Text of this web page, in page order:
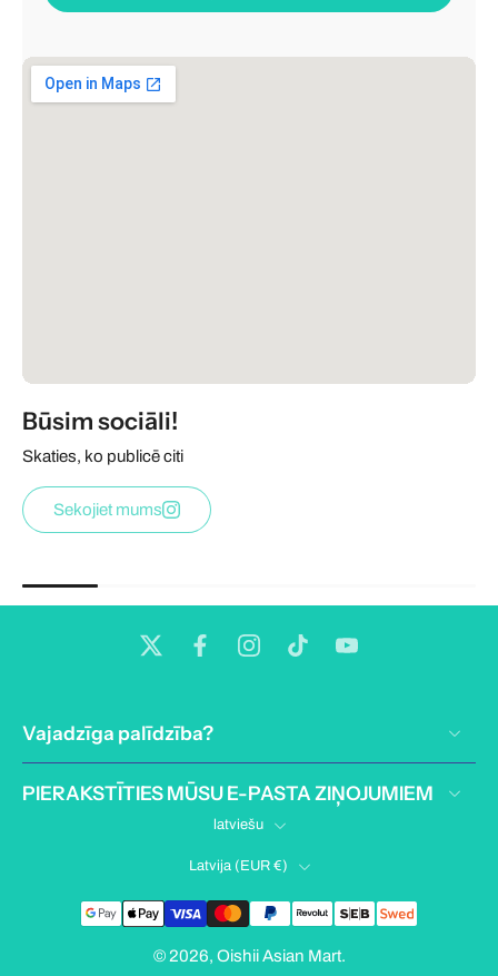
Būsim sociāli!
Skaties, ko publicē citi
Sekojiet mums
Vajadzīga palīdzība?
PIERAKSTĪTIES MŪSU E-PASTA ZIŅOJUMIEM
latviešu
Latvija ‎(EUR €)‎
© 2026, Oishii Asian Mart.